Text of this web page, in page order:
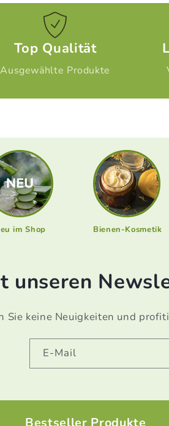
Top Qualität
Ausgewählte Produkte
im Shop Bienen-Kosmetik
unseren
Sie keine Neuigkeiten und
E-Mail